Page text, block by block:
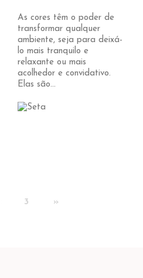
As cores têm o poder de
transformar qualquer
ambiente, seja para deixá-
lo mais tranquilo e
relaxante ou mais
acolhedor e convidativo.
Elas são...
3 »